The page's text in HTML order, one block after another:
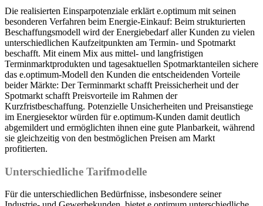
Die realisierten Einsparpotenziale erklärt e.optimum mit seinen
besonderen Verfahren beim Energie-Einkauf: Beim strukturierten
Beschaffungsmodell wird der Energiebedarf aller Kunden zu vielen
unterschiedlichen Kaufzeitpunkten am Termin- und Spotmarkt
beschafft. Mit einem Mix aus mittel- und langfristigen
Terminmarktprodukten und tagesaktuellen Spotmarktanteilen sichere
das e.optimum-Modell den Kunden die entscheidenden Vorteile
beider Märkte: Der Terminmarkt schafft Preissicherheit und der
Spotmarkt schafft Preisvorteile im Rahmen der
Kurzfristbeschaffung. Potenzielle Unsicherheiten und Preisanstiege
im Energiesektor würden für e.optimum-Kunden damit deutlich
abgemildert und ermöglichten ihnen eine gute Planbarkeit, während
sie gleichzeitig von den bestmöglichen Preisen am Markt
profitierten.
Unterschiedliche Tarifmodelle
Für die unterschiedlichen Bedürfnisse, insbesondere seiner